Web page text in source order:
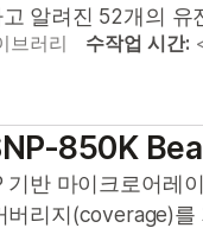
알려진 52개의
브러리
수작업 시간:
850K
기반 마이크로어레
리지(coverage)를